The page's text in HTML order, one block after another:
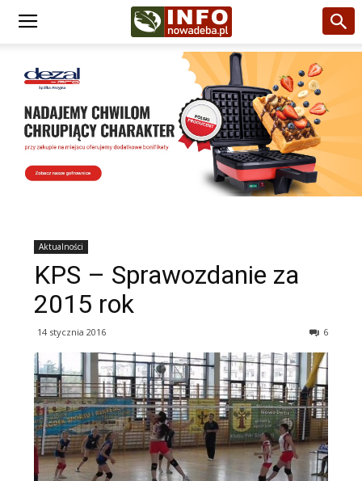
Aktualności
KPS – Sprawozdanie za
2015 rok
14 stycznia 2016 6